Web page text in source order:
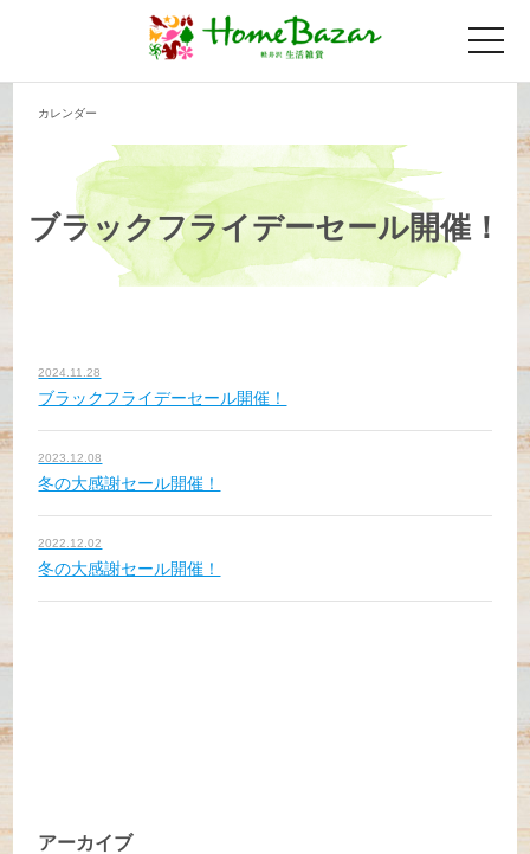
toggle
カレンダー
ブラックフライデーセール開催！
2024.11.28
ブラックフライデーセール開催！
2023.12.08
冬の大感謝セール開催！
2022.12.02
冬の大感謝セール開催！
アーカイブ